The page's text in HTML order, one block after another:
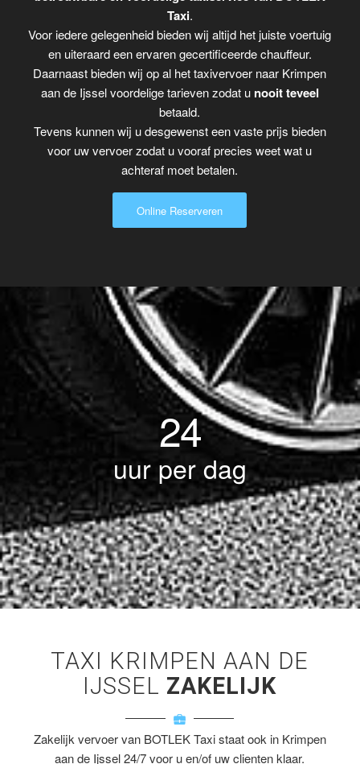
Taxi.
Voor iedere gelegenheid bieden wij altijd het juiste voertuig
en uiteraard een ervaren gecertificeerde chauffeur.
Daarnaast bieden wij op al het taxivervoer naar Krimpen
aan de Ijssel voordelige tarieven zodat u nooit teveel
betaald.
Tevens kunnen wij u desgewenst een vaste prijs bieden
voor uw vervoer zodat u vooraf precies weet wat u
achteraf moet betalen.
Online Reserveren
24
uur per dag
TAXI KRIMPEN AAN DE
IJSSEL ZAKELIJK
Zakelijk vervoer van BOTLEK Taxi staat ook in Krimpen
aan de Ijssel 24/7 voor u en/of uw clienten klaar.